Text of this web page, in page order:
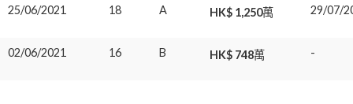
25/06/2021 18 A HK$ 1,250萬 29/07/
02/06/2021 16 B HK$ 748萬 -